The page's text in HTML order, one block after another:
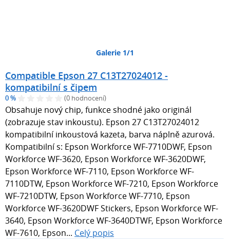
Galerie 1/1
Compatible Epson 27 C13T27024012 -
kompatibilní s čipem
0 % (0 hodnocení)
Obsahuje nový chip, funkce shodné jako originál
(zobrazuje stav inkoustu). Epson 27 C13T27024012
kompatibilní inkoustová kazeta, barva náplně azurová.
Kompatibilní s: Epson Workforce WF-7710DWF, Epson
Workforce WF-3620, Epson Workforce WF-3620DWF,
Epson Workforce WF-7110, Epson Workforce WF-
7110DTW, Epson Workforce WF-7210, Epson Workforce
WF-7210DTW, Epson Workforce WF-7710, Epson
Workforce WF-3620DWF Stickers, Epson Workforce WF-
3640, Epson Workforce WF-3640DTWF, Epson Workforce
WF-7610, Epson... Celý popis